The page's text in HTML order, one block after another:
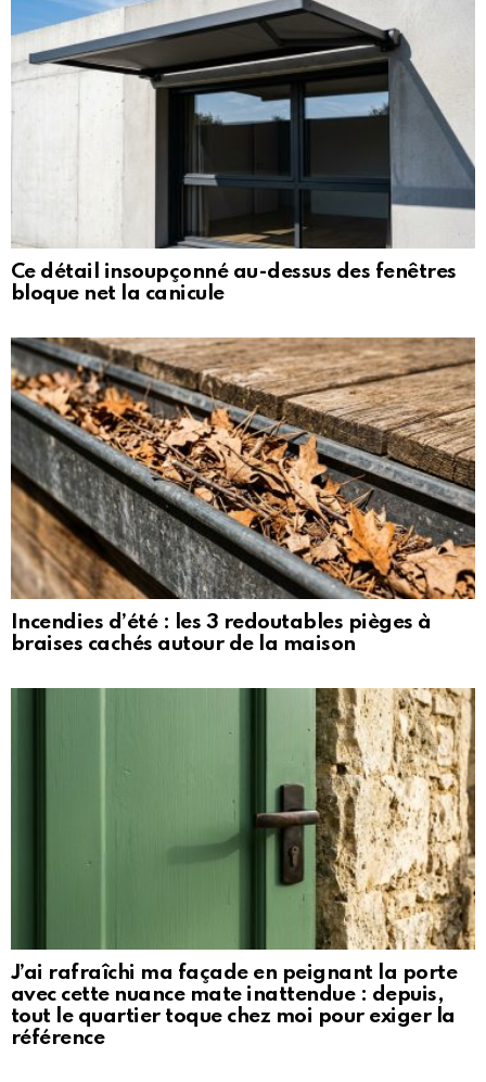
Ce détail insoupçonné au-dessus des fenêtres
bloque net la canicule
Incendies d’été : les 3 redoutables pièges à
braises cachés autour de la maison
J’ai rafraîchi ma façade en peignant la porte
avec cette nuance mate inattendue : depuis,
tout le quartier toque chez moi pour exiger la
référence